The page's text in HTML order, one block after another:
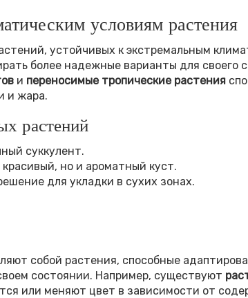
условиям растения
устойчивых к экстремальным
более надежные варианты для своего
и переносимые тропические растения
и жара.
растений
суккулент.
но и ароматный куст.
для укладки в сухих зонах.
собой растения, способные
состоянии. Например, существуют
или меняют цвет в зависимости от